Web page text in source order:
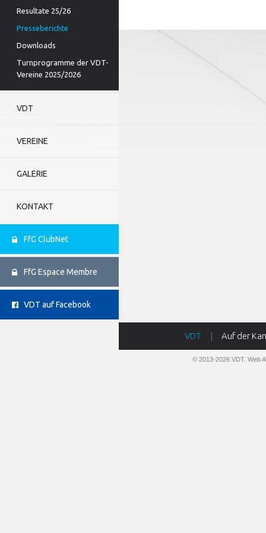
Resultate 25/26
Presseberichte
Downloads
Turnprogramme der VDT-
Vereine 2025/2026
VDT
VEREINE
GALERIE
KONTAKT
FfG ClubNet
FfG Espace Membre
VDT auf Facebook
VDT | Auf der
© 2013-2026 VDT. Web